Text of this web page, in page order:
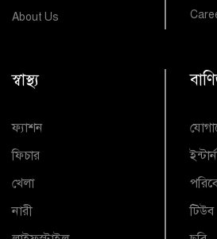
About Us
স্বাস্থ্য
ফ্যাশন
ফিচার
খেলা
নারী
টিউব